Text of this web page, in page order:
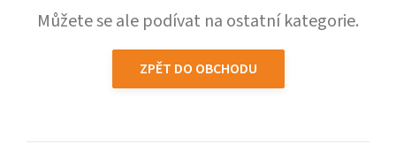
Můžete se ale podívat na ostatní kategorie.
ZPĚT DO OBCHODU